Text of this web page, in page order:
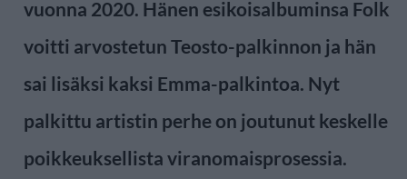
vuonna 2020. Hänen esikoisalbuminsa Folk
voitti arvostetun Teosto-palkinnon ja hän
sai lisäksi kaksi Emma-palkintoa. Nyt
palkittu artistin perhe on joutunut keskelle
poikkeuksellista viranomaisprosessia.